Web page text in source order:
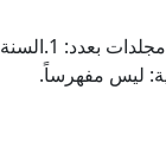
المحقق: طلعت بن فؤد الحلواني.الناشر للكتاب: دار الأندلس الجديدة للنشر والتوزيع – مصر.مجلدات بعدد: 1.السنة